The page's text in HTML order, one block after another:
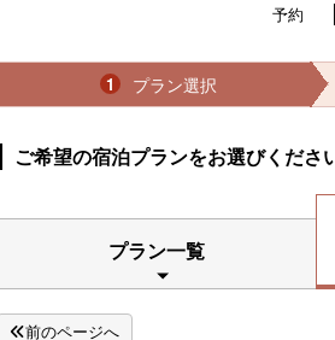
予約
1 プラン選択
ご希望の宿泊プランをお選びくださ
プラン一覧
前のページへ